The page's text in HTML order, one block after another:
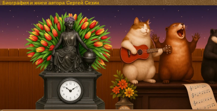
Биография и книги автора Сергей Сезин